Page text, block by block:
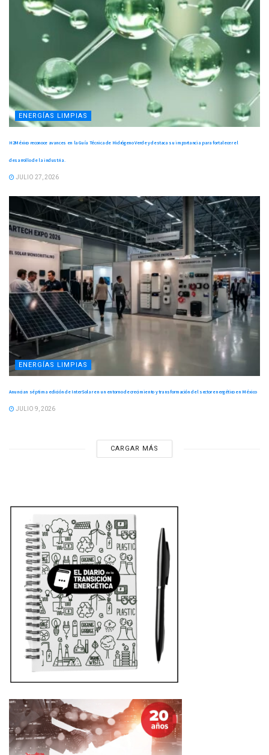
ENERGÍAS LIMPIAS
H2México reconoce avances en la Guía Técnica de Hidrógeno Verde y destaca su importancia para fortalecer el
desarrollo de la industria.
JULIO 27, 2026
ENERGÍAS LIMPIAS
Anuncian séptima edición de InterSolar en un entorno de crecimiento y transformación del sector energético en México
JULIO 9, 2026
CARGAR MÁS